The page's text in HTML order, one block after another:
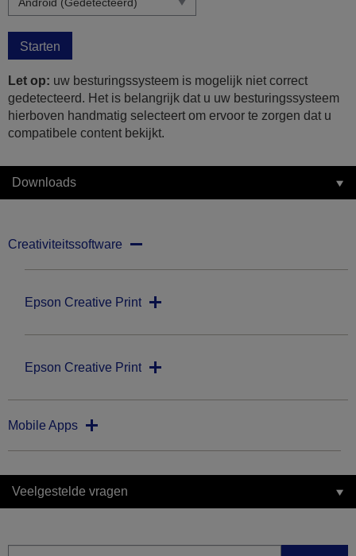
Starten
Let op: uw besturingssysteem is mogelijk niet correct
gedetecteerd. Het is belangrijk dat u uw besturingssysteem
hierboven handmatig selecteert om ervoor te zorgen dat u
compatibele content bekijkt.
Downloads
Creativiteitssoftware
Epson Creative Print
Epson Creative Print
Mobile Apps
Veelgestelde vragen